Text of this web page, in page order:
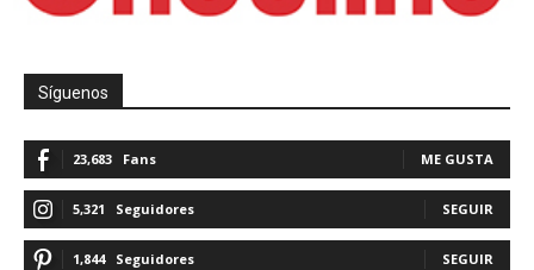
Síguenos
23,683 Fans ME GUSTA
5,321 Seguidores SEGUIR
1,844 Seguidores SEGUIR